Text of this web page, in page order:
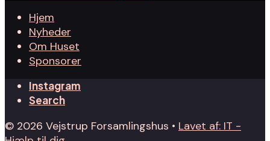
Hjem
Nyheder
Om Huset
Sponsorer
Instagram
Search
© 2026 Vejstrup Forsamlingshus • Lavet af: IT -